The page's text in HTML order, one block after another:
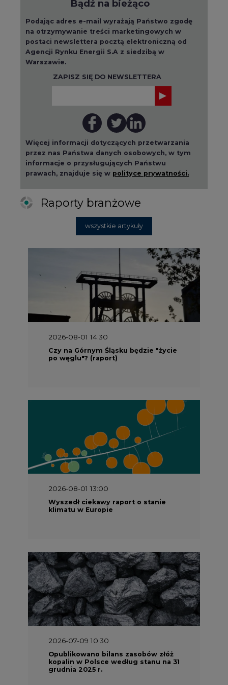
Raporty branżowe
wszystkie artykuły
2026-08-01 14:30
Czy na Górnym Śląsku będzie "życie
po węglu"? (raport)
2026-08-01 13:00
Wyszedł ciekawy raport o stanie
klimatu w Europie
2026-07-09 10:30
Opublikowano bilans zasobów złóż
kopalin w Polsce według stanu na 31
grudnia 2025 r.
2026-06-08 07:00
Wyszedł raport "Bezpieczniej i
taniej. Ciepłownictwo na ratunek